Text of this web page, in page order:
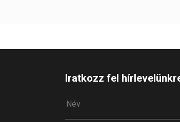
Iratkozz fel